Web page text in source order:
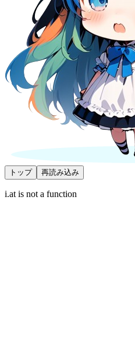
トップ 再読み込み
i.at is not a function